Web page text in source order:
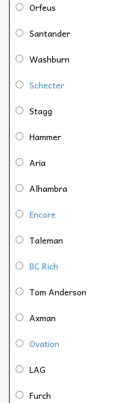
Orfeus
Santander
Washburn
Schecter
Stagg
Hammer
Aria
Alhambra
Encore
Taleman
BC Rich
Tom Anderson
Axman
Ovation
LAG
Furch